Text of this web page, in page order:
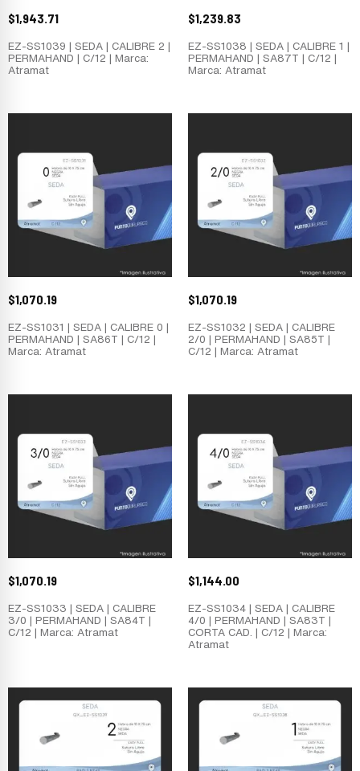
$1,943.71
EZ-SS1039 | SEDA | CALIBRE 2 |
PERMAHAND | C/12 | Marca:
Atramat
$1,239.83
EZ-SS1038 | SEDA | CALIBRE 1 |
PERMAHAND | SA87T | C/12 |
Marca: Atramat
$1,070.19
EZ-SS1031 | SEDA | CALIBRE 0 |
PERMAHAND | SA86T | C/12 |
Marca: Atramat
$1,070.19
EZ-SS1032 | SEDA | CALIBRE
2/0 | PERMAHAND | SA85T |
C/12 | Marca: Atramat
$1,070.19
EZ-SS1033 | SEDA | CALIBRE
3/0 | PERMAHAND | SA84T |
C/12 | Marca: Atramat
$1,144.00
EZ-SS1034 | SEDA | CALIBRE
4/0 | PERMAHAND | SA83T |
CORTA CAD. | C/12 | Marca:
Atramat